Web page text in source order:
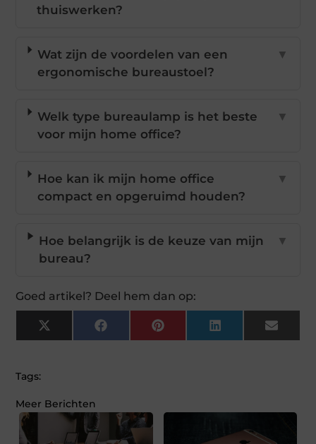
thuiswerken?
Wat zijn de voordelen van een
ergonomische bureaustoel?
▼
Welk type bureaulamp is het beste
voor mijn home office?
▼
Hoe kan ik mijn home office
compact en opgeruimd houden?
▼
Hoe belangrijk is de keuze van mijn
bureau?
▼
Goed artikel? Deel hem dan op:
X
(Twitter)
FacebookPinterestLinkedInEmail
Tags:
Meer Berichten